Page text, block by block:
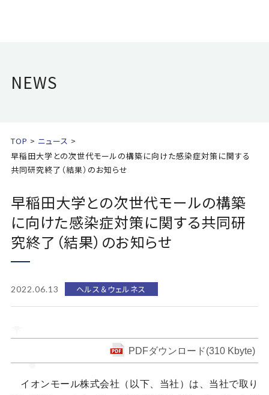
NEWS
TOP
ニュース
早稲田大学との次世代モールの構築に向けた感染症対策に関する
共同研究終了（結果）のお知らせ
早稲田大学との次世代モールの構築
に向けた感染症対策に関する共同研
究終了（結果）のお知らせ
2022.06.13 ヘルス＆ウェルネス
PDFダウンロード(310 Kbyte)
イオンモール株式会社（以下、当社）は、当社で取り